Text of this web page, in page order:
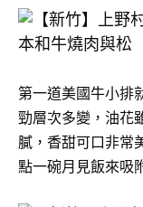
第一道美國牛小排
勁層次多變，油花
膩，香甜可口非常
點一碗月見飯來吸